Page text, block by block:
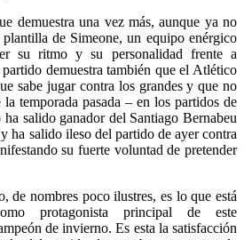
demuestra una vez más, aunque ya no
de Simeone, un equipo enérgico
su ritmo y su personalidad frente a
demuestra también que el Atlético
sabe jugar contra los grandes y que no
temporada pasada – en los partidos de
salido ganador del Santiago Bernabeu
ha salido ileso del partido de ayer contra
su fuerte voluntad de pretender
de nombres poco ilustres, es lo que está
protagonista principal de este
de invierno. Es esta la satisfacción